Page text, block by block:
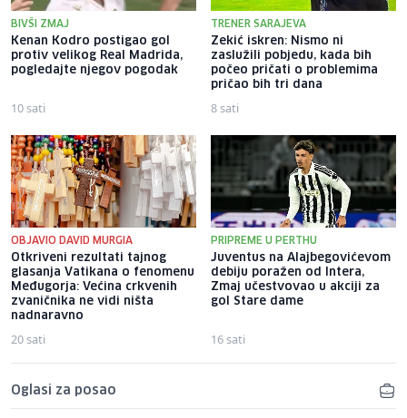
BIVŠI ZMAJ
Kenan Kodro postigao gol
protiv velikog Real Madrida,
pogledajte njegov pogodak
10 sati
TRENER SARAJEVA
Zekić iskren: Nismo ni
zaslužili pobjedu, kada bih
počeo pričati o problemima
pričao bih tri dana
8 sati
OBJAVIO DAVID MURGIA
Otkriveni rezultati tajnog
glasanja Vatikana o fenomenu
Međugorja: Većina crkvenih
zvaničnika ne vidi ništa
nadnaravno
20 sati
PRIPREME U PERTHU
Juventus na Alajbegovićevom
debiju poražen od Intera,
Zmaj učestvovao u akciji za
gol Stare dame
16 sati
Oglasi za posao